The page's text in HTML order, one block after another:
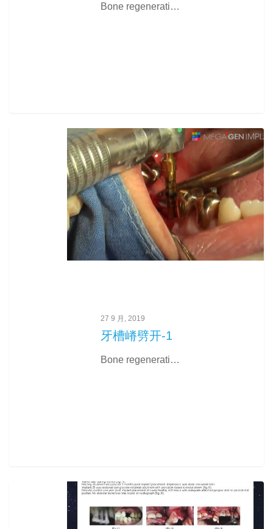
Bone regenerati…
27 9 月, 2019
牙槽嵴劈开-1
Bone regenerati…